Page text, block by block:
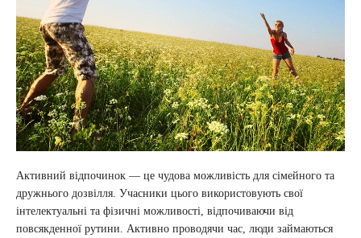
Активний відпочинок — це чудова можливість для сімейного та
дружнього дозвілля. Учасники цього використовують свої
інтелектуальні та фізичні можливості, відпочиваючи від
повсякденної рутини. Активно проводячи час, люди займаються